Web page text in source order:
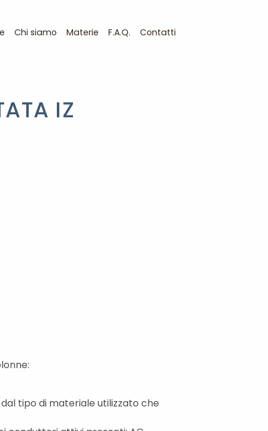
Chi siamo Materie F.A.Q. Contatti
IZ
tipo di materiale utilizzato che